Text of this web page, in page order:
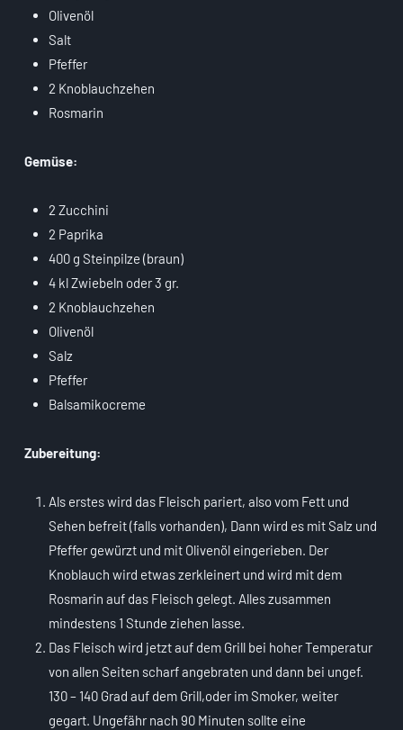
Olivenöl
Salt
Pfeffer
2 Knoblauchzehen
Rosmarin
Gemüse:
2 Zucchini
2 Paprika
400 g Steinpilze (braun)
4 kl Zwiebeln oder 3 gr.
2 Knoblauchzehen
Olivenöl
Salz
Pfeffer
Balsamikocreme
Zubereitung:
Als erstes wird das Fleisch pariert, also vom Fett und
Sehen befreit (falls vorhanden), Dann wird es mit Salz und
Pfeffer gewürzt und mit Olivenöl eingerieben. Der
Knoblauch wird etwas zerkleinert und wird mit dem
Rosmarin auf das Fleisch gelegt. Alles zusammen
mindestens 1 Stunde ziehen lasse.
Das Fleisch wird jetzt auf dem Grill bei hoher Temperatur
von allen Seiten scharf angebraten und dann bei ungef.
130 – 140 Grad auf dem Grill,oder im Smoker, weiter
gegart. Ungefähr nach 90 Minuten sollte eine